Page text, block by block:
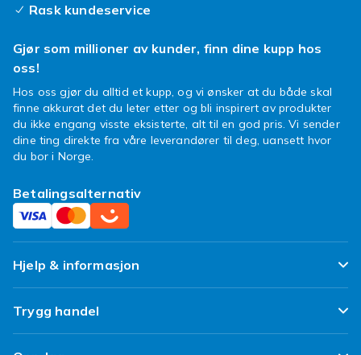
Rask kundeservice
Gjør som millioner av kunder, finn dine kupp hos
oss!
Hos oss gjør du alltid et kupp, og vi ønsker at du både skal
finne akkurat det du leter etter og bli inspirert av produkter
du ikke engang visste eksisterte, alt til en god pris. Vi sender
dine ting direkte fra våre leverandører til deg, uansett hvor
du bor i Norge.
Betalingsalternativ
Hjelp & informasjon
Ofte stilte spørsmål
Spor pakken min
Trygg handel
Fornøyd kunde-løfte